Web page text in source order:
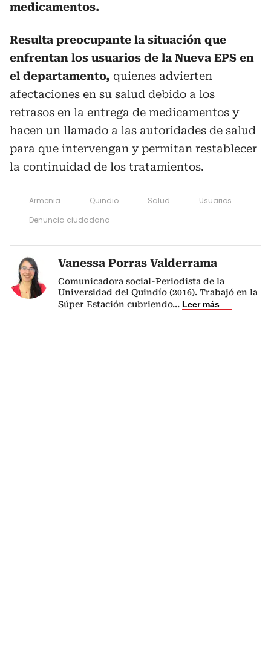
medicamentos.
Resulta preocupante la situación que
enfrentan los usuarios de la Nueva EPS en
el departamento, quienes advierten
afectaciones en su salud debido a los
retrasos en la entrega de medicamentos y
hacen un llamado a las autoridades de salud
para que intervengan y permitan restablecer
la continuidad de los tratamientos.
Armenia Quindio Salud
Usuarios
Denuncia ciudadana
Vanessa Porras Valderrama
Comunicadora social-Periodista de la
Universidad del Quindío (2016). Trabajó en la
Súper Estación cubriendo... Leer más